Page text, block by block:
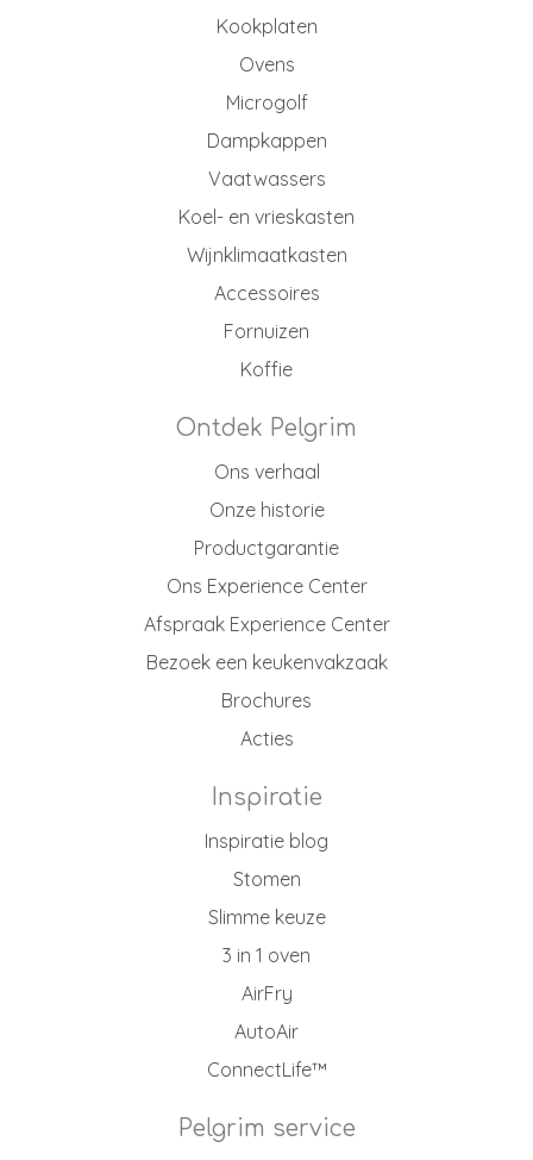
Kookplaten
Ovens
Microgolf
Dampkappen
Vaatwassers
Koel- en vrieskasten
Wijnklimaatkasten
Accessoires
Fornuizen
Koffie
Ontdek Pelgrim
Ons verhaal
Onze historie
Productgarantie
Ons Experience Center
Afspraak Experience Center
Bezoek een keukenvakzaak
Brochures
Acties
Inspiratie
Inspiratie blog
Stomen
Slimme keuze
3 in 1 oven
AirFry
AutoAir
ConnectLife™
Pelgrim service